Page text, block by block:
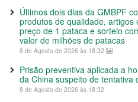
Últimos dois dias da GMBPF
produtos de qualidade, artigos
preço de 1 pataca e sorteio
valor de milhões de patacas
8 de Agosto de 2026 às 18:32
Prisão preventiva aplicada a
da China suspeito de tentativa
8 de Agosto de 2026 às 18:32